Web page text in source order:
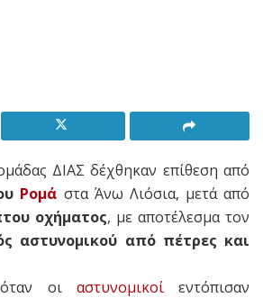
ΔΙΑΣ δέχθηκαν επίθεση από
Ρομά στα Άνω Λιόσια, μετά από
οχήματος, με αποτέλεσμα τον
αστυνομικού από πέτρες και
οι αστυνομικοίεντόπισαν